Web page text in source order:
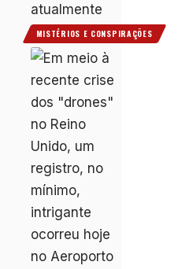
MISTÉRIOS E CONSPIRAÇÕES